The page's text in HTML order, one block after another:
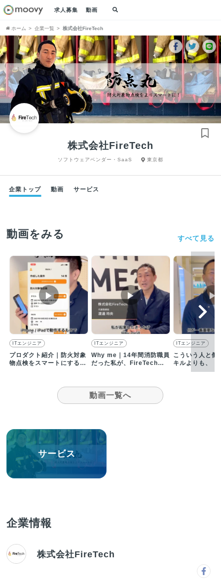
求人募集 動画
ホーム 企業一覧 株式会社FireTech
株式会社FireTech
ソフトウェアベンダー・SaaS 東京都
企業トップ 動画 サービス
動画をみる すべて見る
▶︎
ITエンジニア
プロダクト紹介｜防火対象
物点検をスマートにする
▶︎
ITエンジニア
Why me｜14年間消防職員
だった私が、FireTechを
▶︎
ITエンジニア
こういう人と働
キルよりも、「
感」と「顧客
動画一覧へ
サービス
企業情報
株式会社FireTech